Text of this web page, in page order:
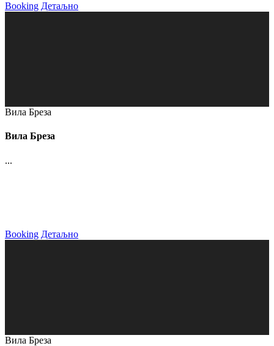
Booking Детаљно
Вила Бреза
Вила Бреза
...
Booking Детаљно
Вила Бреза